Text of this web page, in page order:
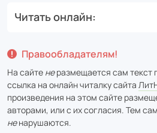
Читать онлайн
Правообладателям!
На сайте неразмещается сам текст
ссылка на онлайн читалку сайта
произведения на этом сайте
авторами, или с их согласия. Тем
ненарушаются.